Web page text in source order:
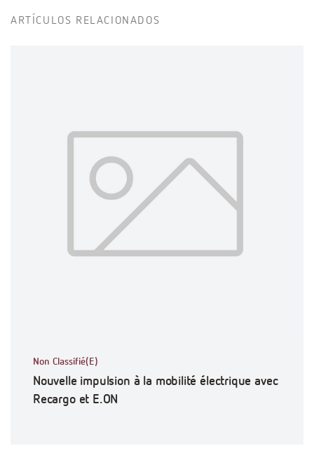
ARTÍCULOS RELACIONADOS
Non Classifié(E)
Nouvelle impulsion à la mobilité électrique avec
Recargo et E.ON